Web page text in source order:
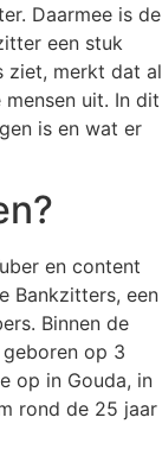
Daarmee is de
een stuk
ziet, merkt dat al
uit. In dit
is en wat er
en content
Bankzitters, een
Binnen de
op 3
op in Gouda, in
rond de 25 jaar